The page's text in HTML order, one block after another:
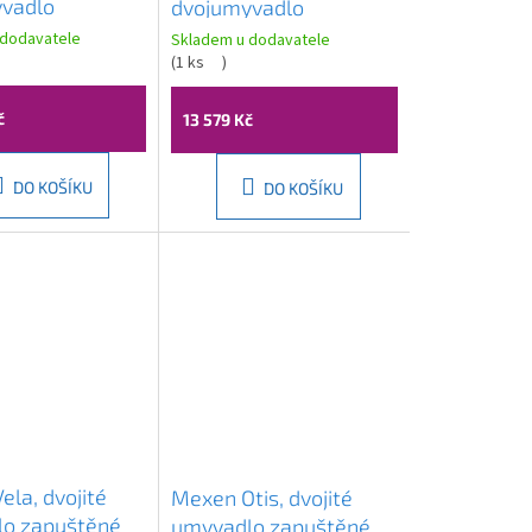
litý
50154
DO KOŠÍKU
dvojumyvadlo
120x50cm, bílá
ExtraGlaze, 9625111
Skladem u dodavatele
(1 ks )
13 579 Kč
DO KOŠÍKU
dvojité
zapuštěné
Mexen Otis, dvojité
umyvadlo zapuštěné